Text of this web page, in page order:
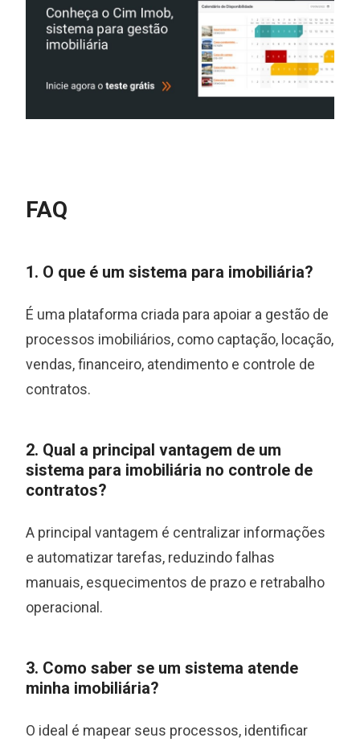
FAQ
1. O que é um sistema para imobiliária?
É uma plataforma criada para apoiar a gestão de
processos imobiliários, como captação, locação,
vendas, financeiro, atendimento e controle de
contratos.
2. Qual a principal vantagem de um
sistema para imobiliária no controle de
contratos?
A principal vantagem é centralizar informações
e automatizar tarefas, reduzindo falhas
manuais, esquecimentos de prazo e retrabalho
operacional.
3. Como saber se um sistema atende
minha imobiliária?
O ideal é mapear seus processos, identificar